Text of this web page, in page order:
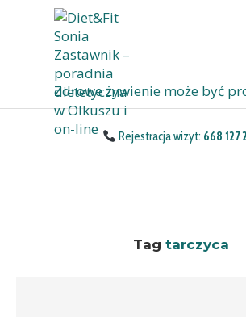
Zdrowe żywienie może być
Rejestracja wizyt: 668 127
Tag tarczyca